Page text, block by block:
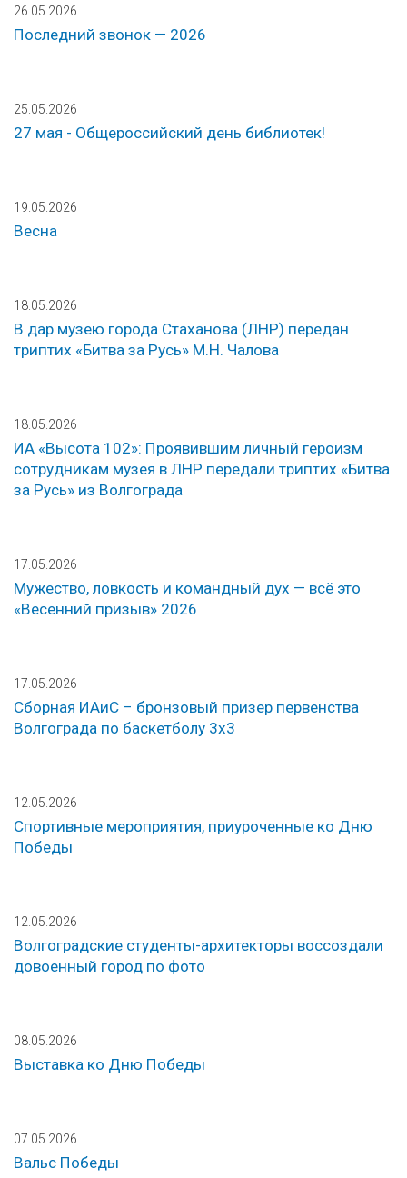
26.05.2026
Последний звонок — 2026
25.05.2026
27 мая - Общероссийский день библиотек!
19.05.2026
Весна
18.05.2026
В дар музею города Стаханова (ЛНР) передан
триптих «Битва за Русь» М.Н. Чалова
18.05.2026
ИА «Высота 102»: Проявившим личный героизм
сотрудникам музея в ЛНР передали триптих «Битва
за Русь» из Волгограда
17.05.2026
Мужество, ловкость и командный дух — всё это
«Весенний призыв» 2026
17.05.2026
Сборная ИАиС – бронзовый призер первенства
Волгограда по баскетболу 3х3
12.05.2026
Спортивные мероприятия, приуроченные ко Дню
Победы
12.05.2026
Волгоградские студенты-архитекторы воссоздали
довоенный город по фото
08.05.2026
Выставка ко Дню Победы
07.05.2026
Вальс Победы